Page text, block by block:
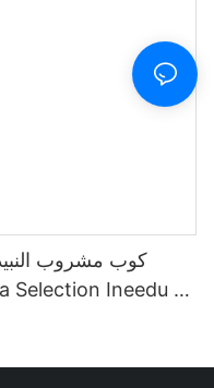
كوب مشروب النبيذ